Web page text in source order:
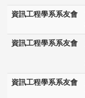
資訊工程學系系友會
資訊工程學系系友會
資訊工程學系系友會